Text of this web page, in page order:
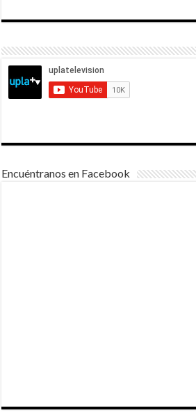
Encuéntranos en Facebook